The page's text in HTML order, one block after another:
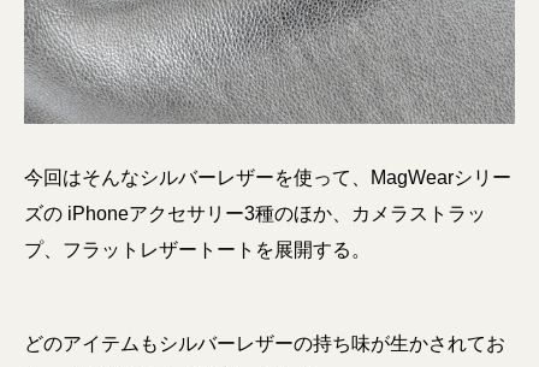
今回はそんなシルバーレザーを使って、MagWearシリー
ズの iPhoneアクセサリー3種のほか、カメラストラッ
プ、フラットレザートートを展開する。
どのアイテムもシルバーレザーの持ち味が生かされてお